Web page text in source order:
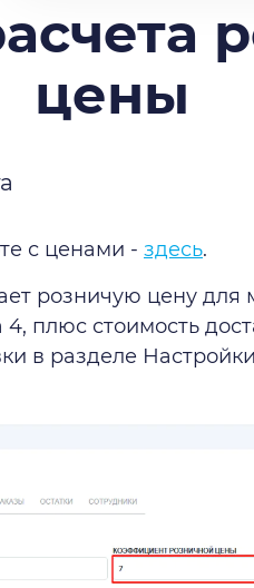
цены
с ценами - здесь.
розничую цену для
плюс стоимость
в разделе